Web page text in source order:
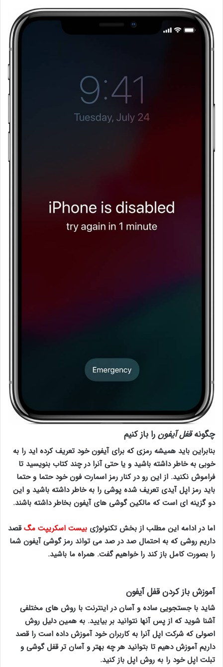
چگونهقفل آیفونرا باز کنیم
بنابراین باید همیشه رمزی که برای آیفون خود تعریف کرده اید را به
خوبی به خاطر داشته باشید و یا حتی آنرا در چند کتاب بنویسید تا
فراموش نکنید. از این رو در کنار رمز اسمارت فون خود حتما و حتما
باید رمز اپل آیدی تعریف شده پوشی را به خاطر داشته باشید و این
دو گزینه ای است که مالکین گوشی های آیفون بخاطر داشته باشند.
اما در ادامه این مطلب از بخش تکنولوژی بیست اسکریپت مگقصد
داریم روشی که به احتمال صد در صد می تواند رمز گوشی آیفون شما
را بصورت کامل باز کند را خواهیم گفت. همراه ما باشید.
آموزش باز کردن قفل آیفون
شاید با جستجویی ساده و آسان در اینترنت با روش های مختلفی
آشنا شوید که از پس آنها نتوانید بر بیایید. به همین دلیل روش
اصولی که شرکت اپل آنرا به کاربران خود آموزش داده است را قصد
داریم آموزش دهیم تا بتوانید هر چه بهتر و آسان تر قفل گوشی و
تبلت اپل خود را به روش اپل باز کنید.